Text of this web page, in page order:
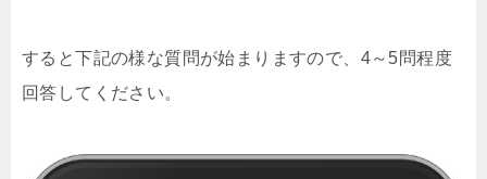
すると下記の様な質問が始まりますので、4～5問程度
回答してください。